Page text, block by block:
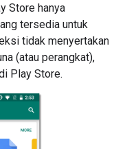
Store hanya
tersedia untuk
tidak menyertakan
(atau perangkat),
Play Store.